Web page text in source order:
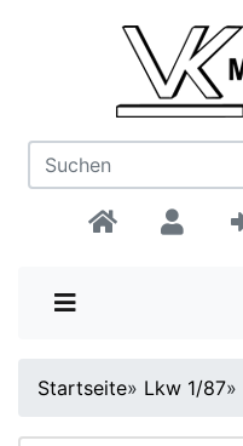
Startseite» Lkw 1/87»